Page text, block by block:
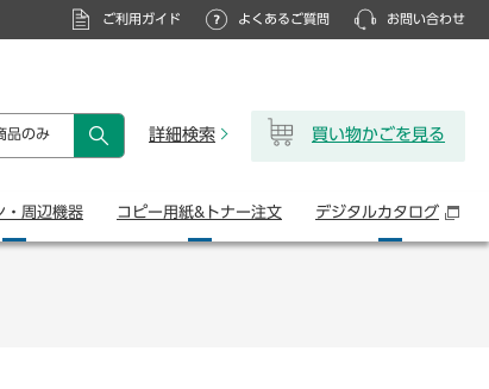
ご利用ガイド よくあるご質問 お問い合わせ
品のみ
検索
詳細検索 買い物かごを見る
周辺機器 コピー用紙& トナー注文 デジタルカタログ